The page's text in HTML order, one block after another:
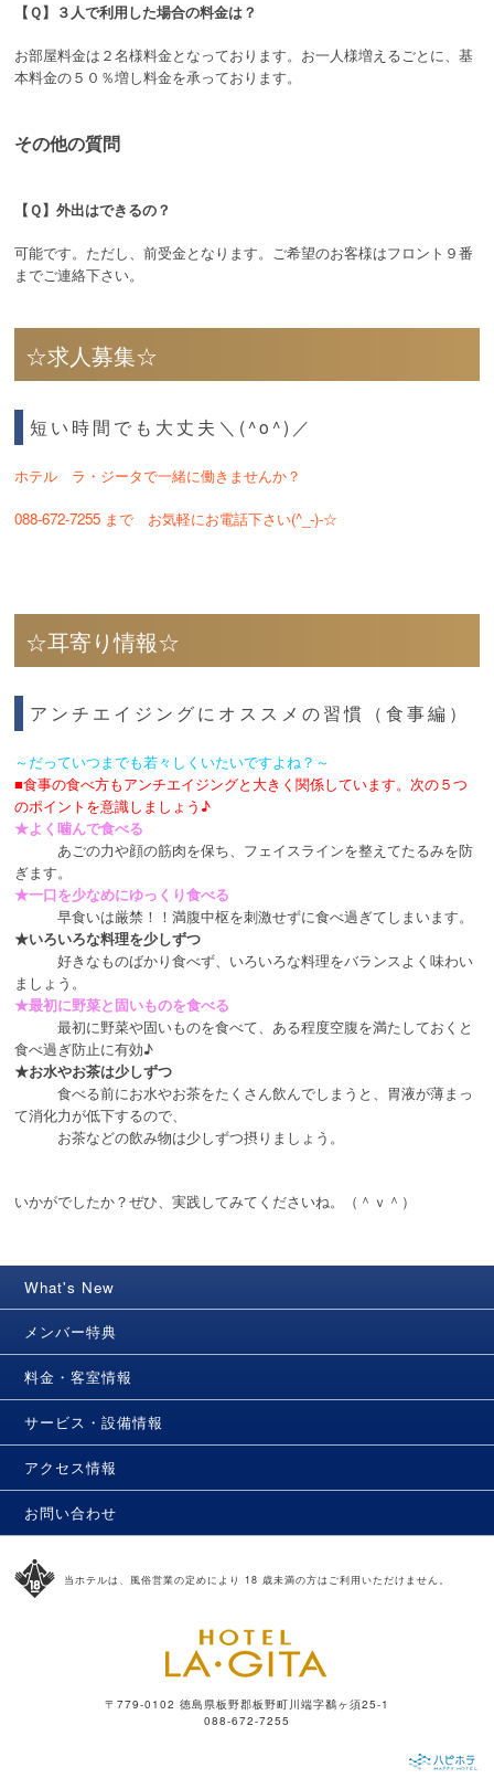
【Ｑ】３人で利用した場合の料金は？
お部屋料金は２名様料金となっております。お一人様増えるごとに、基
本料金の５０％増し料金を承っております。
その他の質問
【Ｑ】外出はできるの？
可能です。ただし、前受金となります。ご希望のお客様はフロント９番
までご連絡下さい。
☆求人募集☆
短い時間でも大丈夫＼(^o^)／
ホテル ラ・ジータで一緒に働きませんか？
088-672-7255 まで お気軽にお電話下さい(^_-)-☆
☆耳寄り情報☆
アンチエイジングにオススメの習慣（食事編）
～だっていつまでも若々しくいたいですよね？～
■食事の食べ方もアンチエイジングと大きく関係しています。次の５つ
のポイントを意識しましょう♪
★よく噛んで食べる
あごの力や顔の筋肉を保ち、フェイスラインを整えてたるみを防
ぎます。
★一口を少なめにゆっくり食べる
早食いは厳禁！！満腹中枢を刺激せずに食べ過ぎてしまいます。
★いろいろな料理を少しずつ
好きなものばかり食べず、いろいろな料理をバランスよく味わい
ましょう。
★最初に野菜と固いものを食べる
最初に野菜や固いものを食べて、ある程度空腹を満たしておくと
食べ過ぎ防止に有効♪
★お水やお茶は少しずつ
食べる前にお水やお茶をたくさん飲んでしまうと、胃液が薄まっ
て消化力が低下するので、
お茶などの飲み物は少しずつ摂りましょう。
いかがでしたか？ぜひ、実践してみてくださいね。（＾ｖ＾）
What's New
メンバー特典
料金・客室情報
サービス・設備情報
アクセス情報
お問い合わせ
当ホテルは、風俗営業の定めにより 18 歳未満の方はご利用いただけません。
〒779-0102 徳島県板野郡板野町川端字鷭ヶ須25-1
088-672-7255